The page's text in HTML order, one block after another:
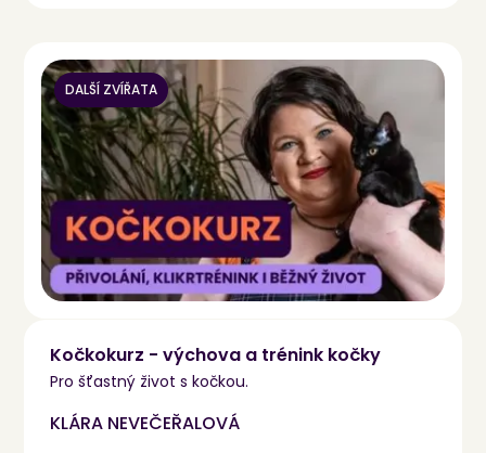
DALŠÍ ZVÍŘATA
Kočkokurz - výchova a trénink kočky
Pro šťastný život s kočkou.
KLÁRA NEVEČEŘALOVÁ